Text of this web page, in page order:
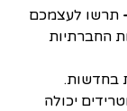
תרשו לעצמכם
החברתיות
בחדשות.
יכולה